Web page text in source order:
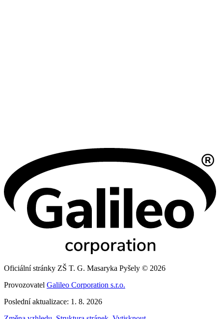
Oficiální stránky ZŠ T. G. Masaryka Pyšely © 2026
Provozovatel Galileo Corporation s.r.o.
Poslední aktualizace: 1. 8. 2026